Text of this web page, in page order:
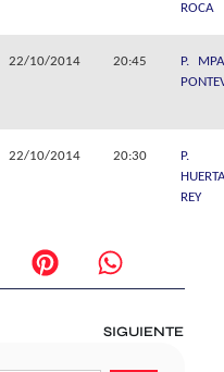
ROCA
22/10/2014 20:45
P.
22/10/2014 20:30
P.
REY
SIGUIENTE